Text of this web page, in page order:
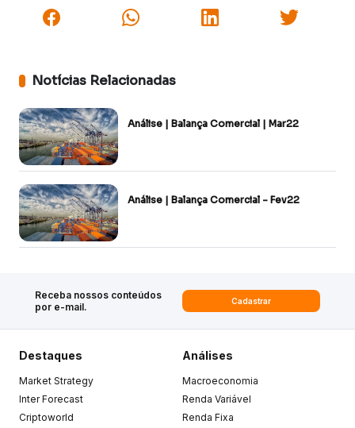
Notícias Relacionadas
Análise | Balança Comercial | Mar22
Análise | Balança Comercial - Fev22
Receba nossos conteúdos
por e-mail.
Cadastrar
Destaques
Market Strategy
Inter Forecast
Criptoworld
Análises
Macroeconomia
Renda Variável
Renda Fixa